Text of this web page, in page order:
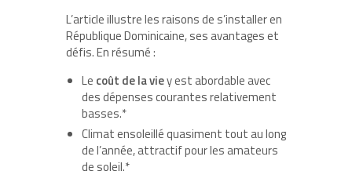
L’article illustre les raisons de s’installer en
République Dominicaine, ses avantages et
défis. En résumé :
Le coût de la viey est abordable avec
des dépenses courantes relativement
basses.*
Climat ensoleillé quasiment tout au long
de l’année, attractif pour les amateurs
de soleil.*